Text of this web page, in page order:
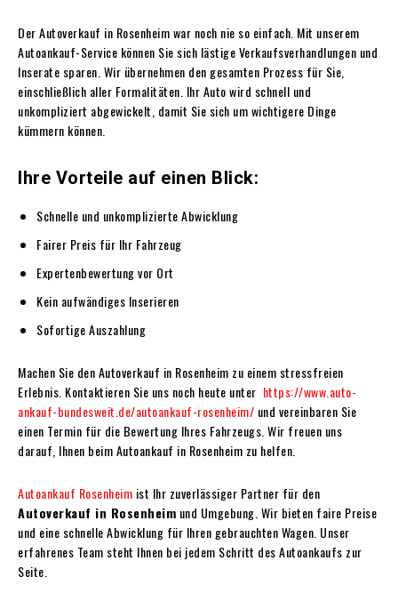
Der Autoverkauf in Rosenheim war noch nie so einfach. Mit unserem
Autoankauf-Service können Sie sich lästige Verkaufsverhandlungen und
Inserate sparen. Wir übernehmen den gesamten Prozess für Sie,
einschließlich aller Formalitäten. Ihr Auto wird schnell und
unkompliziert abgewickelt, damit Sie sich um wichtigere Dinge
kümmern können.
Ihre Vorteile auf einen Blick:
Schnelle und unkomplizierte Abwicklung
Fairer Preis für Ihr Fahrzeug
Expertenbewertung vor Ort
Kein aufwändiges Inserieren
Sofortige Auszahlung
Machen Sie den Autoverkauf in Rosenheim zu einem stressfreien
Erlebnis. Kontaktieren Sie uns noch heute unter https://www.auto-
ankauf-bundesweit.de/autoankauf-rosenheim/ und vereinbaren Sie
einen Termin für die Bewertung Ihres Fahrzeugs. Wir freuen uns
darauf, Ihnen beim Autoankauf in Rosenheim zu helfen.
Autoankauf Rosenheim ist Ihr zuverlässiger Partner für den
Autoverkauf in Rosenheim und Umgebung. Wir bieten faire Preise
und eine schnelle Abwicklung für Ihren gebrauchten Wagen. Unser
erfahrenes Team steht Ihnen bei jedem Schritt des Autoankaufs zur
Seite.